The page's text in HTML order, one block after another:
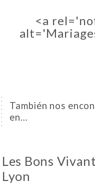
<a
También nos
en…
Les Bons
Lyon